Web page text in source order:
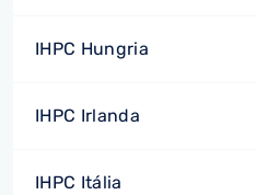
IHPC Hungria
IHPC Irlanda
IHPC Itália